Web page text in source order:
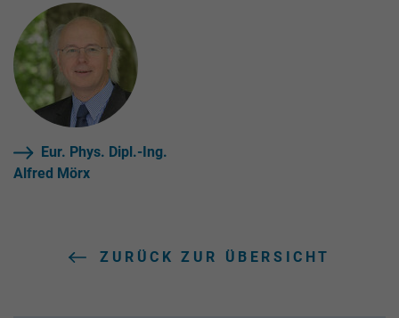
Eur. Phys. Dipl.-Ing.
Alfred Mörx
ZURÜCK ZUR ÜBERSICHT